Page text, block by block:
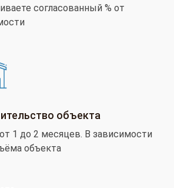
согласованный % от
объекта
1 до 2 месяцев. В зависимости
объекта